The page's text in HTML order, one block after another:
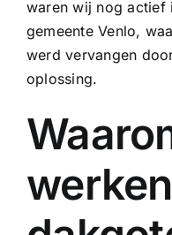
waren wij nog actief
gemeente Venlo,
werd vervangen
oplossing.